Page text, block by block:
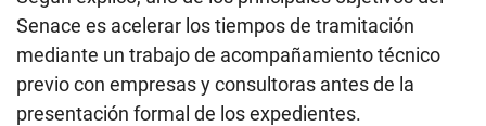
Senace es acelerar los tiempos de tramitación
mediante un trabajo de acompañamiento técnico
previo con empresas y consultoras antes de la
presentación formal de los expedientes.